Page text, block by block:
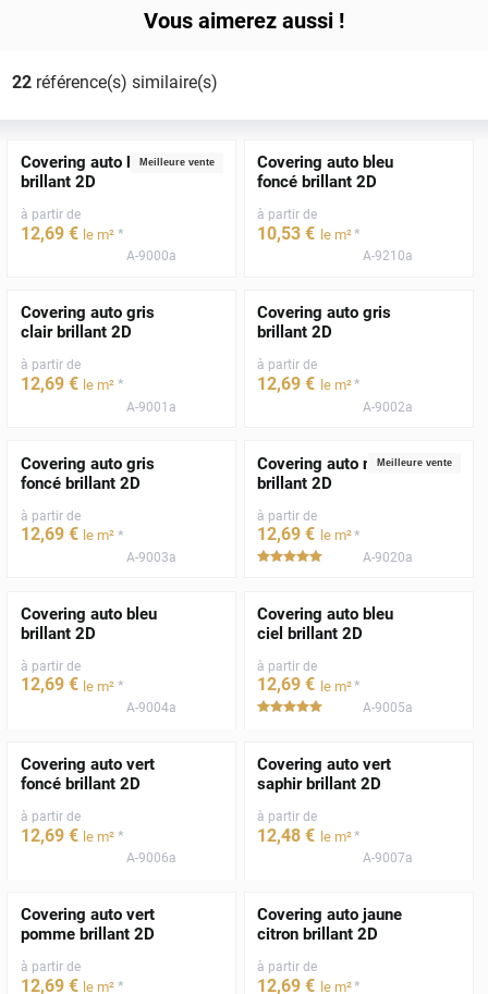
Vous aimerez aussi !
22référence(s) similaire(s)
Meilleure vente
Covering auto blanc
brillant 2D
à partir de
12,69 € le m² *
A-9000a
Covering auto bleu
foncé brillant 2D
à partir de
10,53 € le m²*
A-9210a
Covering auto gris
clair brillant 2D
à partir de
12,69 € le m² *
A-9001a
Covering auto gris
brillant 2D
à partir de
12,69 € le m²*
A-9002a
Covering auto gris
foncé brillant 2D
à partir de
12,69 € le m² *
A-9003a
Meilleure vente
Covering auto noir
brillant 2D
à partir de
12,69 € le m²*
A-9020a
Covering auto bleu
brillant 2D
à partir de
12,69 € le m² *
A-9004a
Covering auto bleu
ciel brillant 2D
à partir de
12,69 € le m²*
A-9005a
Covering auto vert
foncé brillant 2D
à partir de
12,69 € le m² *
A-9006a
Covering auto vert
saphir brillant 2D
à partir de
12,48 € le m²*
A-9007a
Covering auto vert
pomme brillant 2D
à partir de
12,69 € le m² *
Covering auto jaune
citron brillant 2D
à partir de
12,69 € le m²*